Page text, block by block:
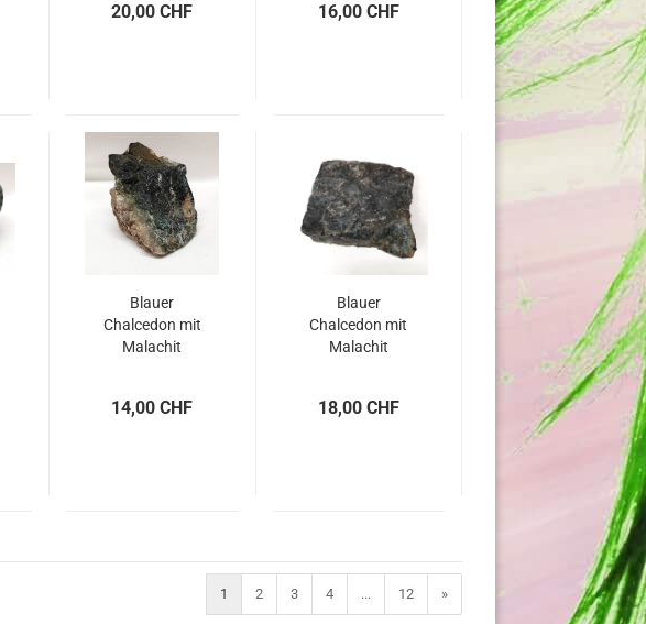
20,00 CHF 16,00 CHF
Blauer
Chalcedon mit
Malachit
14,00 CHF
Blauer
Chalcedon mit
Malachit
18,00 CHF
1 2 3 4 ... 12 »